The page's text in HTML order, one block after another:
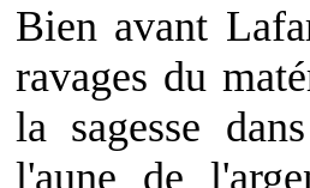
Bien avant
ravages du
la sagesse
l'aune de